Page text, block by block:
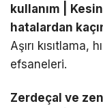
kullanım |
hatalardan
Aşırı kısıtlama,
efsaneleri.
Zerdeçal ve